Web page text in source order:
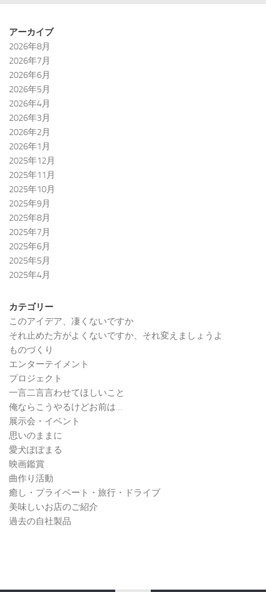
アーカイブ
2026年8月
2026年7月
2026年6月
2026年5月
2026年4月
2026年3月
2026年2月
2026年1月
2025年12月
2025年11月
2025年10月
2025年9月
2025年8月
2025年7月
2025年6月
2025年5月
2025年4月
カテゴリー
このアイデア、凄くないですか
それ止めた方がよくないですか、それ変えましょうよ
ものづくり
エンターテイメント
プロジェクト
一言二言言わせてほしいこと
俺ならこうやるけどお前は…
展示会・イベント
思いのままに
愛犬ぽぽまる
映画鑑賞
曲作り活動
癒し・プライベート・旅行・ドライブ
美味しいお店のご紹介
過去の自社製品